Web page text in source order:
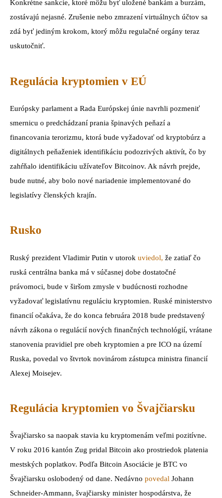
Konkrétne sankcie, ktoré môžu byť uložené bankám a burzám,
zostávajú nejasné. Zrušenie nebo zmrazení virtuálnych účtov sa
zdá byť jediným krokom, ktorý môžu regulačné orgány teraz
uskutočniť.
Regulácia kryptomien v EÚ
Európsky parlament a Rada Európskej únie navrhli pozmeniť
smernicu o predchádzaní prania špinavých peňazí a
financovania terorizmu, ktorá bude vyžadovať od kryptobúrz a
digitálnych peňaženiek identifikáciu podozrivých aktivít, čo by
zahŕňalo identifikáciu užívateľov Bitcoinov. Ak návrh prejde,
bude nutné, aby bolo nové nariadenie implementované do
legislatívy členských krajín.
Rusko
Ruský prezident Vladimir Putin v utorok uviedol, že zatiaľ čo
ruská centrálna banka má v súčasnej dobe dostatočné
právomoci, bude v širšom zmysle v budúcnosti rozhodne
vyžadovať legislatívnu reguláciu kryptomien. Ruské ministerstvo
financií očakáva, že do konca februára 2018 bude predstavený
návrh zákona o regulácií nových finančných technológií, vrátane
stanovenia pravidiel pre obeh kryptomien a pre ICO na území
Ruska, povedal vo štvrtok novinárom zástupca ministra financií
Alexej Moisejev.
Regulácia kryptomien vo Švajčiarsku
Švajčiarsko sa naopak stavia ku kryptomenám veľmi pozitívne.
V roku 2016 kantón Zug pridal Bitcoin ako prostriedok platenia
mestských poplatkov. Podľa Bitcoin Asociácie je BTC vo
Švajčiarsku oslobodený od dane. Nedávno povedal Johann
Schneider-Ammann, švajčiarsky minister hospodárstva, že